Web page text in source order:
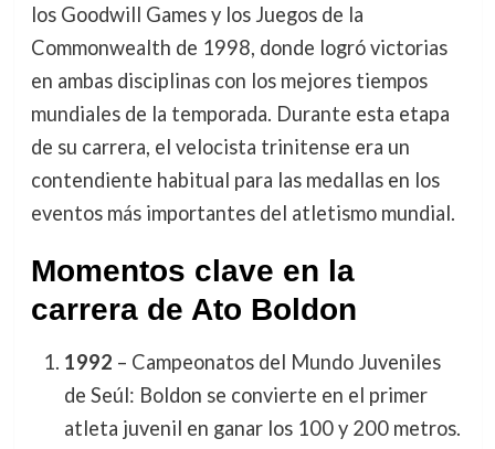
los Goodwill Games y los Juegos de la
Commonwealth de 1998, donde logró victorias
en ambas disciplinas con los mejores tiempos
mundiales de la temporada. Durante esta etapa
de su carrera, el velocista trinitense era un
contendiente habitual para las medallas en los
eventos más importantes del atletismo mundial.
Momentos clave en la
carrera de Ato Boldon
1992 – Campeonatos del Mundo Juveniles
de Seúl: Boldon se convierte en el primer
atleta juvenil en ganar los 100 y 200 metros.